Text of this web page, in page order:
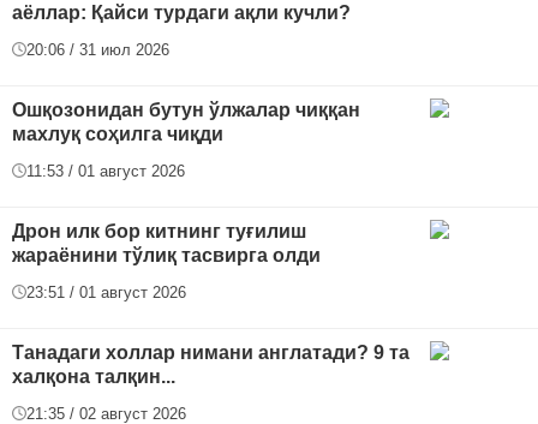
аёллар: Қайси турдаги ақли кучли?
20:06 / 31 июл 2026
Ошқозонидан бутун ўлжалар чиққан
махлуқ соҳилга чиқди
11:53 / 01 август 2026
Дрон илк бор китнинг туғилиш
жараёнини тўлиқ тасвирга олди
23:51 / 01 август 2026
Танадаги холлар нимани англатади? 9 та
халқона талқин...
21:35 / 02 август 2026